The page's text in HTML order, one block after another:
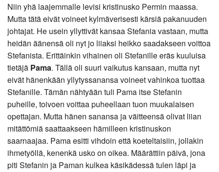
Niin yhä laajemmalle levisi kristinusko Permin maassa.
Mutta tätä eivät voineet kylmäverisesti kärsiä pakanuuden
johtajat. He usein yllyttivät kansaa Stefania vastaan, mutta
heidän äänensä oli nyt jo liiaksi heikko saadakseen voittoa
Stefanista. Erittäinkin vihainen oli Stefanille eräs kuuluisa
tietäjä Pama. Tällä oli suuri vaikutus kansaan, mutta nyt
eivät hänenkään yllytyssanansa voineet vahinkoa tuottaa
Stefanille. Tämän nähtyään tuli Pama itse Stefanin
puheille, toivoen voittaa puheellaan tuon muukalaisen
opettajan. Mutta hänen sanansa ja väitteensä olivat liian
mitättömiä saattaakseen hämilleen kristinuskon
saarnaajaa. Pama esitti vihdoin että koeteltaisiin, jollakin
ihmetyöllä, kenenkä usko on oikea. Määrättiin päivä, jona
piti Stefanin ja Paman kulkea käsikädessä tulen läpi ja